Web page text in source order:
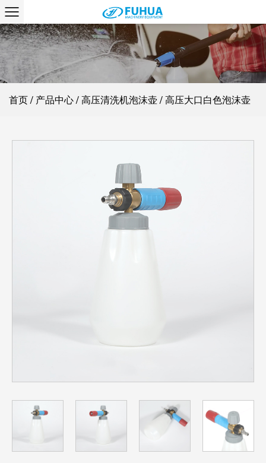
首页 / 产品中心 / 高压清洗机泡沫壶 / 高压大口白色泡沫壶